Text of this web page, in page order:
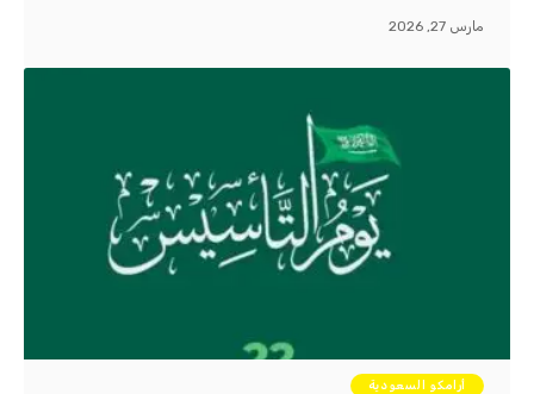
مارس 27, 2026
أرامكو السعودية